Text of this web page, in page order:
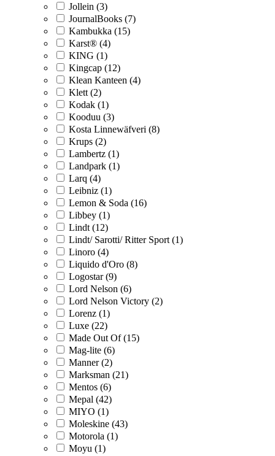
Jollein (3)
JournalBooks (7)
Kambukka (15)
Karst® (4)
KING (1)
Kingcap (12)
Klean Kanteen (4)
Klett (2)
Kodak (1)
Kooduu (3)
Kosta Linnewäfveri (8)
Krups (2)
Lambertz (1)
Landpark (1)
Larq (4)
Leibniz (1)
Lemon & Soda (16)
Libbey (1)
Lindt (12)
Lindt/ Sarotti/ Ritter Sport (1)
Linoro (4)
Liquido d'Oro (8)
Logostar (9)
Lord Nelson (6)
Lord Nelson Victory (2)
Lorenz (1)
Luxe (22)
Made Out Of (15)
Mag-lite (6)
Manner (2)
Marksman (21)
Mentos (6)
Mepal (42)
MIYO (1)
Moleskine (43)
Motorola (1)
Moyu (1)